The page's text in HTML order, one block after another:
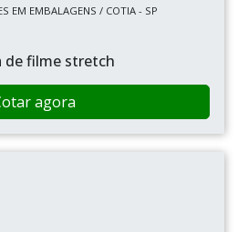
EM EMBALAGENS / COTIA - SP
de filme stretch
agora